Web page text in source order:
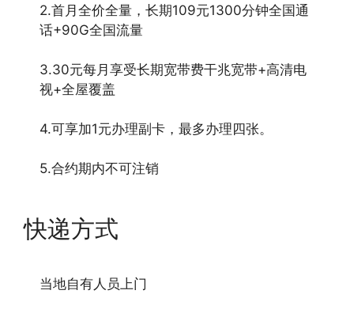
2.首月全价全量，长期109元1300分钟全国通
话+90G全国流量
3.30元每月享受长期宽带费干兆宽带+高清电
视+全屋覆盖
4.可享加1元办理副卡，最多办理四张。
5.合约期内不可注销
快递方式
当地自有人员上门